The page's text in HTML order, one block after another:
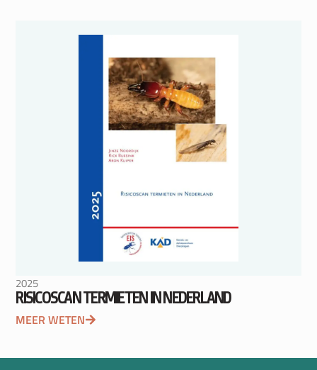
2025
RISICOSCAN TERMIETEN IN NEDERLAND
MEER WETEN